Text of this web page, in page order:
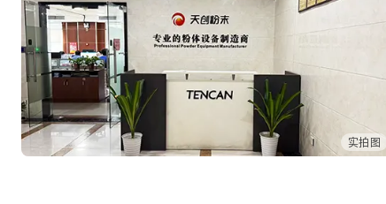
实拍图